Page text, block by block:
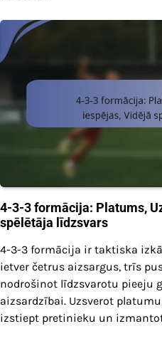
4-3-3 formācija: Platums,
spēlētāja līdzsvars
4-3-3 formācija ir taktiska
ietver četrus aizsargus, trīs
nodrošinot līdzsvarotu pieeju
aizsardzībai. Uzsverot
izstiept pretinieku un